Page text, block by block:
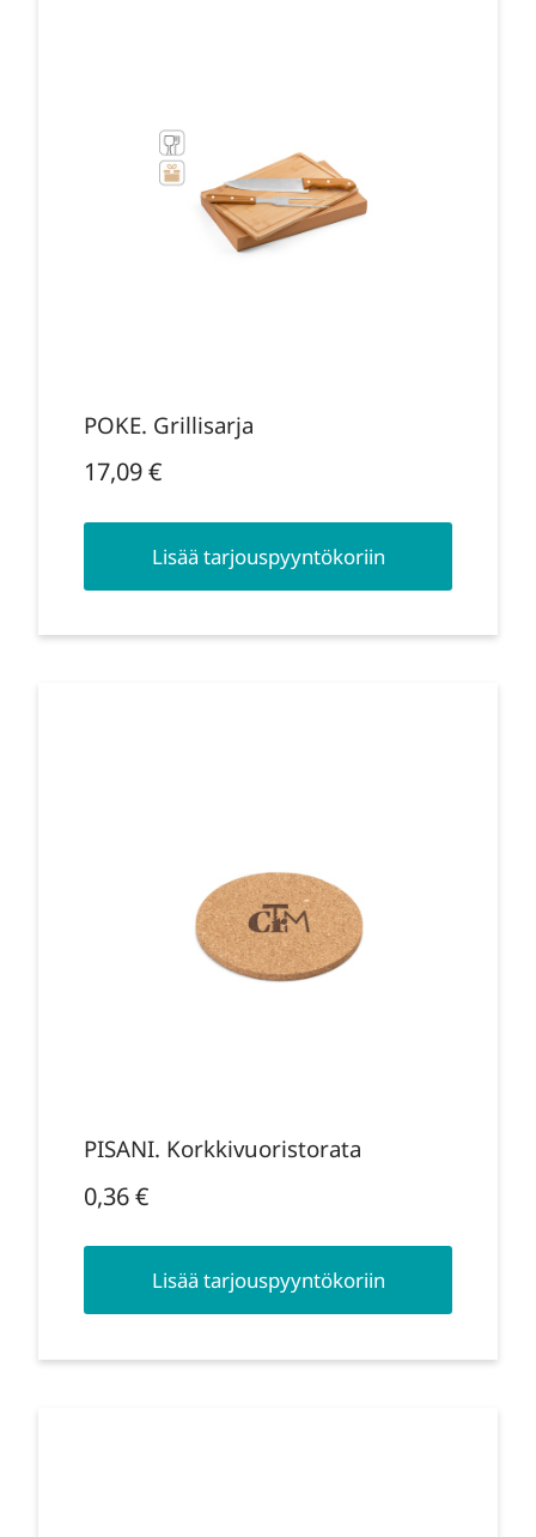
POKE. Grillisarja
17,09€
Lisää tarjouspyyntökoriin
PISANI. Korkkivuoristorata
0,36€
Lisää tarjouspyyntökoriin